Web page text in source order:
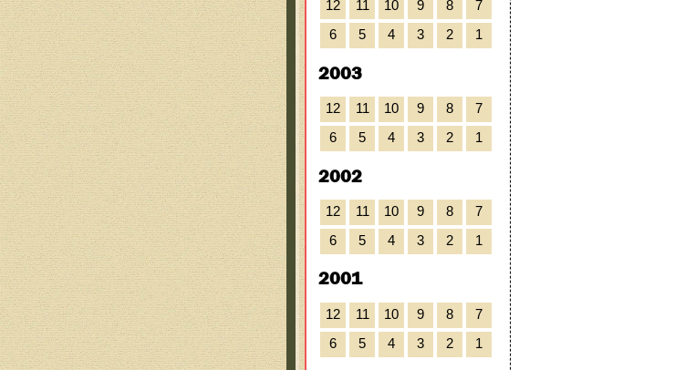
12 11 10 9 8
7
6
5 4 3 2 1
2003
12 11 10 9 8
7
6
5 4 3 2 1
2002
12 11 10 9 8
7
6
5 4 3 2 1
2001
12 11 10 9 8
7
6
5 4 3 2 1